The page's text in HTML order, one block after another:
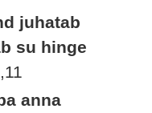
juhatab
su hinge
anna